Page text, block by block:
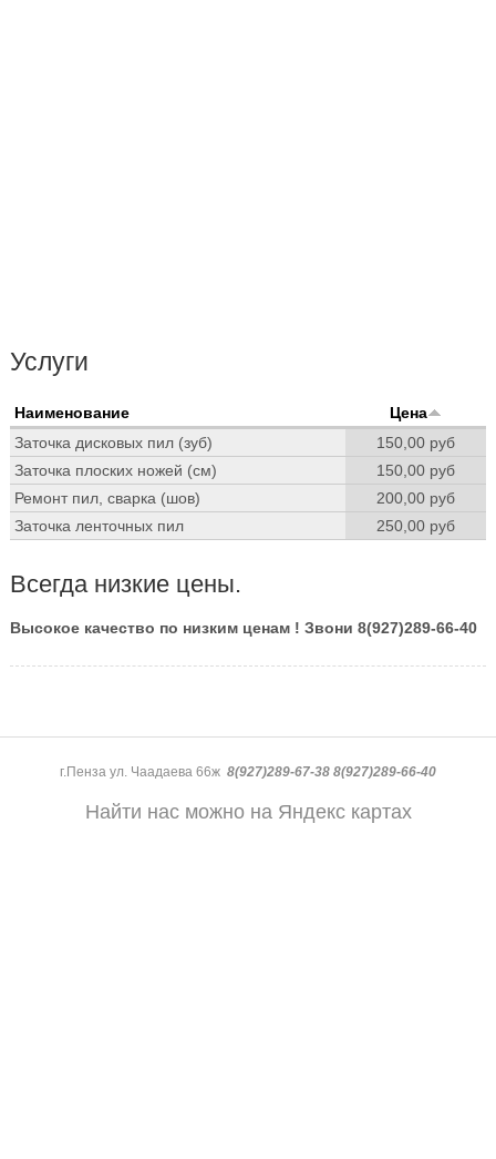
Услуги
Наименование
Цена
Заточка дисковых пил (зуб)
150,00 руб
Заточка плоских ножей (см)
150,00 руб
Ремонт пил, сварка (шов)
200,00 руб
Заточка ленточных пил
250,00 руб
Всегда низкие цены.
Высокое качество по низким ценам ! Звони 8(927)289-66-40
г.Пенза ул. Чаадаева 66ж 8(927)289-67-38 8(927)289-66-40
Найти нас можно на Яндекс картах